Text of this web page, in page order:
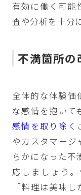
有効に働く可能
査や分析を十分
不満箇所の
全体的な体験価
な感情を抱いて
感情を取り除く
やカスタマージ
らかになった不
応しましょう
「料理は美味